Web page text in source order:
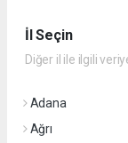
İl Seçin
Diğer il ile ilgili
Adana
Ağrı